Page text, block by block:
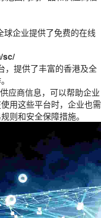
球企业提供了免费的在线
sc/
，提供了丰富的香港及全
应商信息，可以帮助企业
用这些平台时，企业也需
则和安全保障措施。